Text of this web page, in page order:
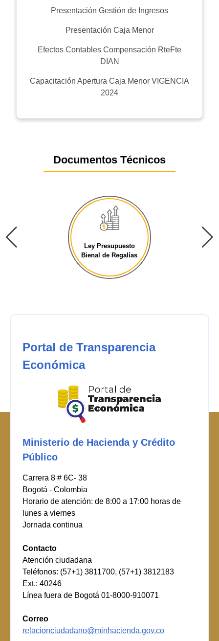
Presentación Gestión de Ingresos
Presentación Caja Menor
Efectos Contables Compensación RteFte
DIAN
Capacitación Apertura Caja Menor VIGENCIA
2024
Documentos Técnicos
Ley Presupuesto
Bienal de Regalías
Portal de Transparencia
Económica
Ministerio de Hacienda y Crédito
Público
Carrera 8 # 6C- 38
Bogotá - Colombia
Horario de atención: de 8:00 a 17:00 horas de
lunes a viernes
Jornada continua
Contacto
Atención ciudadana
Teléfonos: (57+1) 3811700, (57+1) 3812183
Ext.: 40246
Línea fuera de Bogotá 01-8000-910071
Correo
relacionciudadano@minhacienda.gov.co